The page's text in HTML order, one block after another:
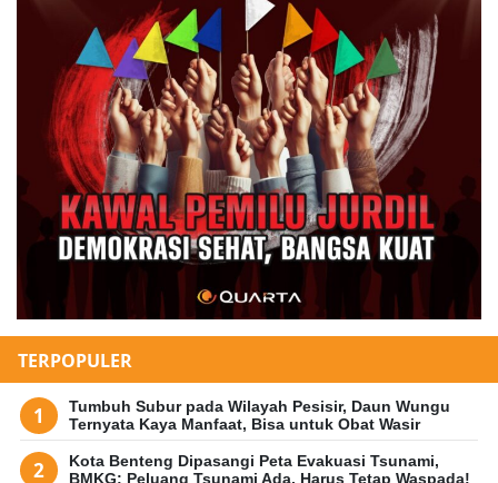
TERPOPULER
Tumbuh Subur pada Wilayah Pesisir, Daun Wungu
Ternyata Kaya Manfaat, Bisa untuk Obat Wasir
Kota Benteng Dipasangi Peta Evakuasi Tsunami,
BMKG: Peluang Tsunami Ada, Harus Tetap Waspada!